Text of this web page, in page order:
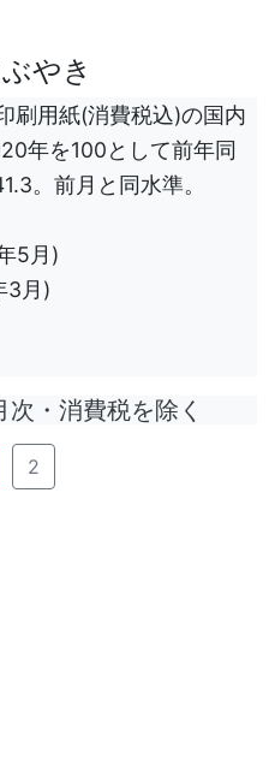
やき
刷用紙(消費税込)の国内
年を100として前年同
。前月と同水準。
5月)
3月)
・消費税を除く
2